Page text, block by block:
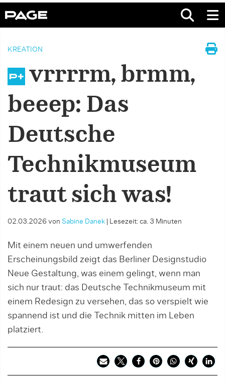
KREATION
vrrrrm, brmm,
beeep: Das
Deutsche
Technikmuseum
traut sich was!
02.03.2026 von Sabine Danek Lesezeit: ca. 3 Minuten
Mit einem neuen und umwerfenden
Erscheinungsbild zeigt das Berliner Designstudio
Neue Gestaltung, was einem gelingt, wenn man
sich nur traut: das Deutsche Technikmuseum mit
einem Redesign zu versehen, das so verspielt wie
spannend ist und die Technik mitten im Leben
platziert.